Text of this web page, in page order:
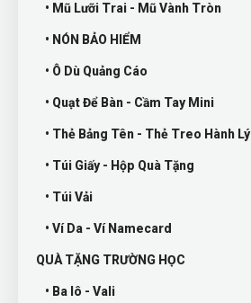
• Mũ Lưỡi Trai - Mũ Vành Tròn
• NÓN BẢO HIỂM
• Ô Dù Quảng Cáo
• Quạt Để Bàn - Cầm Tay Mini
• Thẻ Bảng Tên - Thẻ Treo Hành Lý
• Túi Giấy - Hộp Quà Tặng
• Túi Vải
• Ví Da - Ví Namecard
QUÀ TẶNG TRƯỜNG HỌC
• Ba lô - Vali